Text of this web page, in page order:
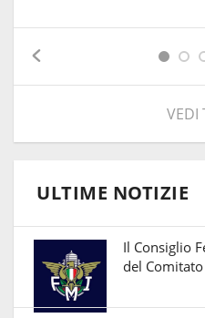
VEDI
ULTIME NOTIZIE
Il Consiglio
del